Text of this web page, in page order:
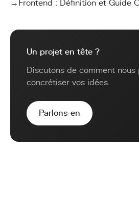
→ Frontend : Définition et Guide
Un projet en tête ?
Discutons de comment nous
concrétiser vos idées.
Parlons-en